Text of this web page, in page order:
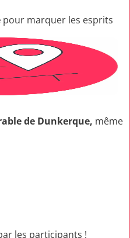
pour marquer les esprits
de Dunkerque, même
les participants !